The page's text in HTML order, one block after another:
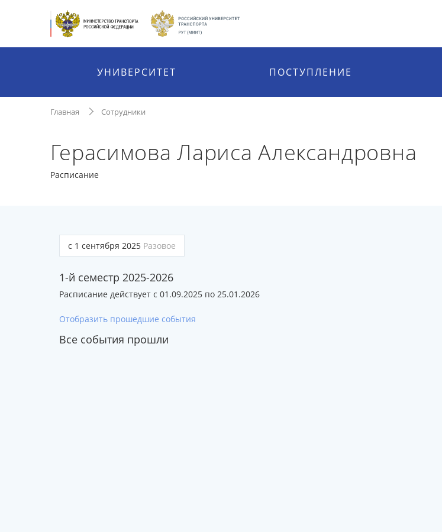
УНИВЕРСИТЕТ ПОСТУПЛЕНИЕ
Главная Сотрудники
Герасимова Лариса Александровна
Расписание
с 1 сентября 2025 Разовое
1-й семестр 2025-2026
Расписание действует с 01.09.2025 по 25.01.2026
Отобразить прошедшие события
Все события прошли